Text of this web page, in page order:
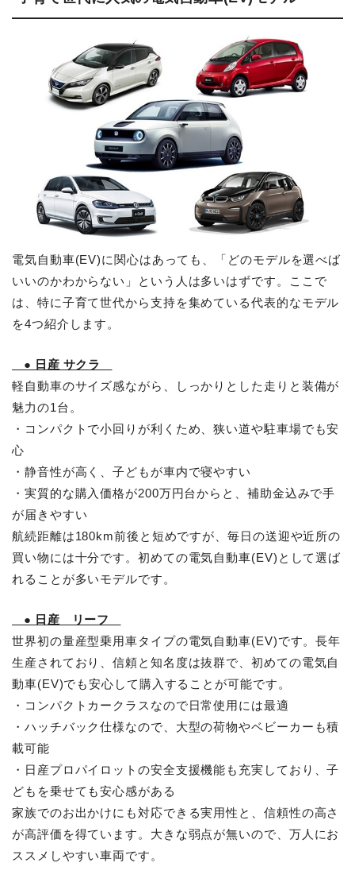
電気自動車(EV)に関心はあっても、「どのモデルを選べば
いいのかわからない」という人は多いはずです。ここで
は、特に子育て世代から支持を集めている代表的なモデル
を4つ紹介します。
● 日産 サクラ
軽自動車のサイズ感ながら、しっかりとした走りと装備が
魅力の1台。
・コンパクトで小回りが利くため、狭い道や駐車場でも安
心
・静音性が高く、子どもが車内で寝やすい
・実質的な購入価格が200万円台からと、補助金込みで手
が届きやすい
航続距離は180km前後と短めですが、毎日の送迎や近所の
買い物には十分です。初めての電気自動車(EV)として選ば
れることが多いモデルです。
● 日産 リーフ
世界初の量産型乗用車タイプの電気自動車(EV)です。長年
生産されており、信頼と知名度は抜群で、初めての電気自
動車(EV)でも安心して購入することが可能です。
・コンパクトカークラスなので日常使用には最適
・ハッチバック仕様なので、大型の荷物やベビーカーも積
載可能
・日産プロパイロットの安全支援機能も充実しており、子
どもを乗せても安心感がある
家族でのお出かけにも対応できる実用性と、信頼性の高さ
が高評価を得ています。大きな弱点が無いので、万人にお
ススメしやすい車両です。